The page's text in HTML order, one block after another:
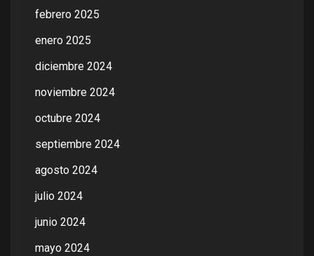
febrero 2025
enero 2025
diciembre 2024
noviembre 2024
octubre 2024
septiembre 2024
agosto 2024
julio 2024
junio 2024
mayo 2024